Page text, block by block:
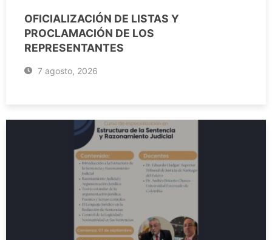
OFICIALIZACIÓN DE LISTAS Y
PROCLAMACIÓN DE LOS
REPRESENTANTES
7 agosto, 2026